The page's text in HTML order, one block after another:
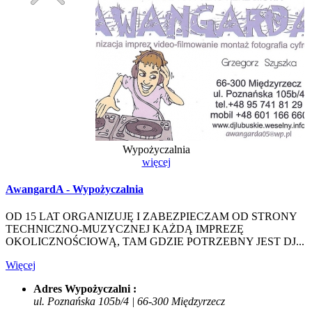
Wypożyczalnia
więcej
AwangardA - Wypożyczalnia
OD 15 LAT ORGANIZUJĘ I ZABEZPIECZAM OD STRONY
TECHNICZNO-MUZYCZNEJ KAŻDĄ IMPREZĘ
OKOLICZNOŚCIOWĄ, TAM GDZIE POTRZEBNY JEST DJ...
Więcej
Adres Wypożyczalni :
ul. Poznańska 105b/4 | 66-300 Międzyrzecz